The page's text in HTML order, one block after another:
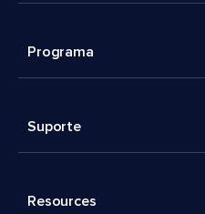
Programa
Suporte
Resources